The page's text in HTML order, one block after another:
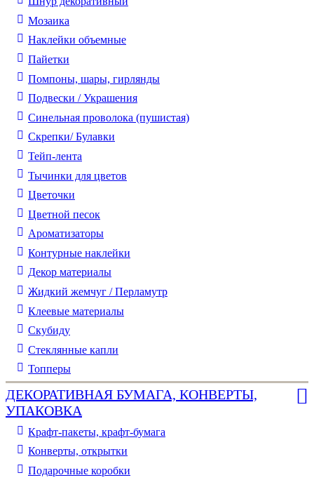
Мозаика
Наклейки объемные
Пайетки
Помпоны, шары, гирлянды
Подвески / Украшения
Синельная проволока (пушистая)
Скрепки/ Булавки
Тейп-лента
Тычинки для цветов
Цветочки
Цветной песок
Ароматизаторы
Контурные наклейки
Декор материалы
Жидкий жемчуг / Перламутр
Клеевые материалы
Скубиду
Стеклянные капли
Топперы
ДЕКОРАТИВНАЯ БУМАГА, КОНВЕРТЫ,
УПАКОВКА
Крафт-пакеты, крафт-бумага
Конверты, открытки
Подарочные коробки